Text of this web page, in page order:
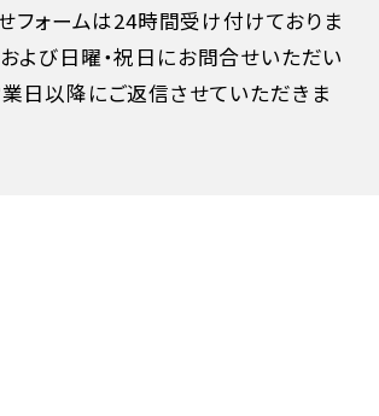
フォームは24時間受け付けておりま
よび日曜・祝日にお問合せいただい
日以降にご返信させていただきま